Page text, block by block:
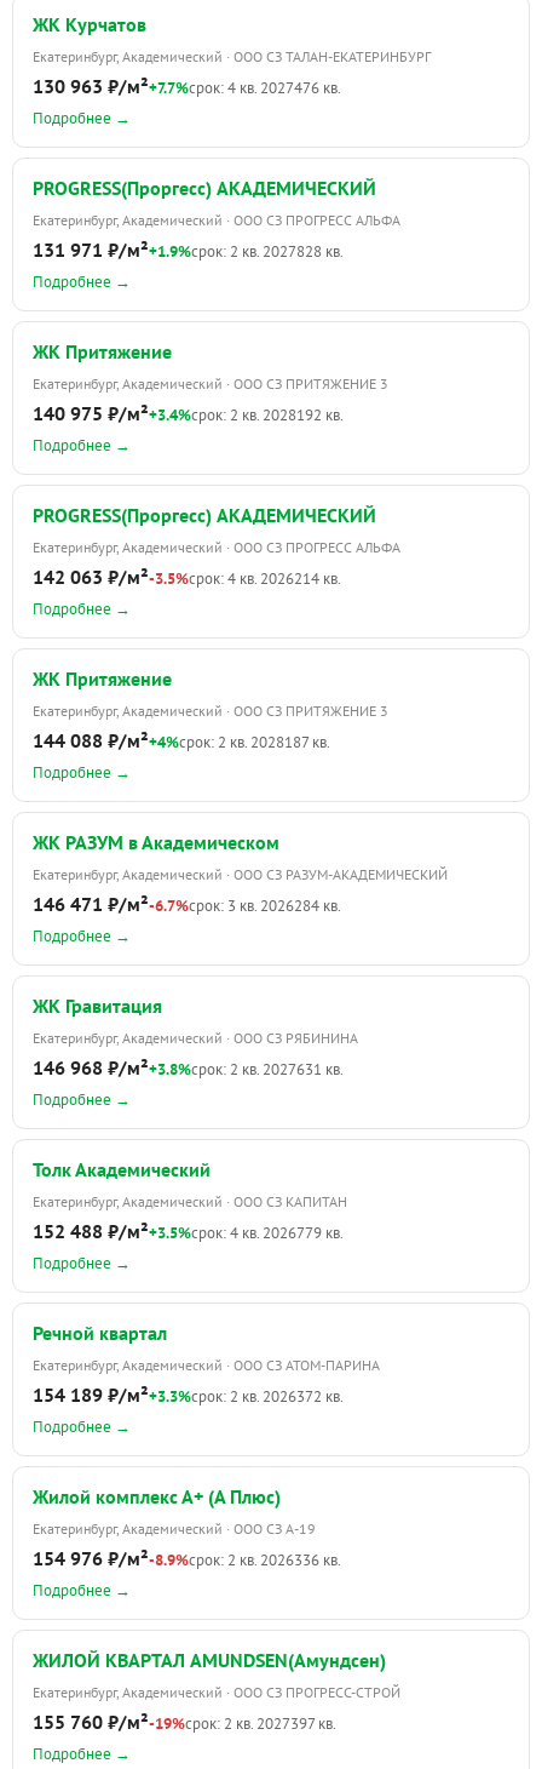
ЖК Курчатов
Екатеринбург, Академический · ООО СЗ ТАЛАН-ЕКАТЕРИНБУРГ
130 963 ₽/м²+7.7%срок: 4 кв. 2027476 кв.
Подробнее →
PROGRESS(Проргесс) АКАДЕМИЧЕСКИЙ
Екатеринбург, Академический · ООО СЗ ПРОГРЕСС АЛЬФА
131 971 ₽/м²+1.9%срок: 2 кв. 2027828 кв.
Подробнее →
ЖК Притяжение
Екатеринбург, Академический · ООО СЗ ПРИТЯЖЕНИЕ 3
140 975 ₽/м²+3.4%срок: 2 кв. 2028192 кв.
Подробнее →
PROGRESS(Проргесс) АКАДЕМИЧЕСКИЙ
Екатеринбург, Академический · ООО СЗ ПРОГРЕСС АЛЬФА
142 063 ₽/м²-3.5%срок: 4 кв. 2026214 кв.
Подробнее →
ЖК Притяжение
Екатеринбург, Академический · ООО СЗ ПРИТЯЖЕНИЕ 3
144 088 ₽/м²+4%срок: 2 кв. 2028187 кв.
Подробнее →
ЖК РАЗУМ в Академическом
Екатеринбург, Академический · ООО СЗ РАЗУМ-АКАДЕМИЧЕСКИЙ
146 471 ₽/м²-6.7%срок: 3 кв. 2026284 кв.
Подробнее →
ЖК Гравитация
Екатеринбург, Академический · ООО СЗ РЯБИНИНА
146 968 ₽/м²+3.8%срок: 2 кв. 2027631 кв.
Подробнее →
Толк Академический
Екатеринбург, Академический · ООО СЗ КАПИТАН
152 488 ₽/м²+3.5%срок: 4 кв. 2026779 кв.
Подробнее →
Речной квартал
Екатеринбург, Академический · ООО СЗ АТОМ-ПАРИНА
154 189 ₽/м²+3.3%срок: 2 кв. 2026372 кв.
Подробнее →
Жилой комплекс А+ (А Плюс)
Екатеринбург, Академический · ООО СЗ А-19
154 976 ₽/м²-8.9%срок: 2 кв. 2026336 кв.
Подробнее →
ЖИЛОЙ КВАРТАЛ AMUNDSEN(Амундсен)
Екатеринбург, Академический · ООО СЗ ПРОГРЕСС-СТРОЙ
155 760 ₽/м²-19%срок: 2 кв. 2027397 кв.
Подробнее →